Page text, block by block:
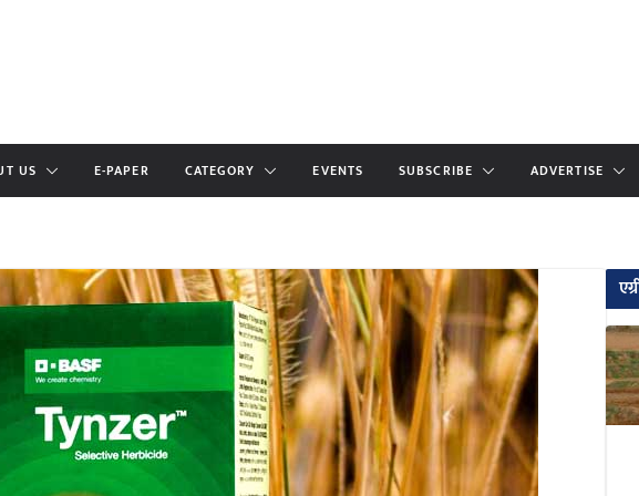
US E-PAPER CATEGORY EVENTS SUBSCRIBE ADVERTISE